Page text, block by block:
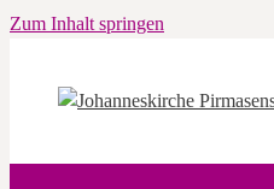
Zum Inhalt springen